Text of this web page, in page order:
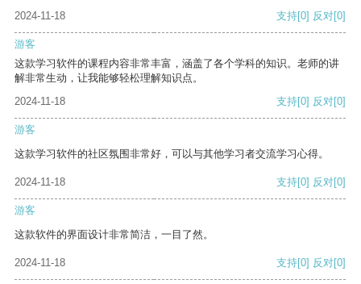
2024-11-18
支持[0] 反对[0]
游客
这款学习软件的课程内容非常丰富，涵盖了各个学科的知识。老师的讲
解非常生动，让我能够轻松理解知识点。
2024-11-18
支持[0] 反对[0]
游客
这款学习软件的社区氛围非常好，可以与其他学习者交流学习心得。
2024-11-18 支持[0] 反对[0]
游客
这款软件的界面设计非常简洁，一目了然。
2024-11-18 支持[0] 反对[0]